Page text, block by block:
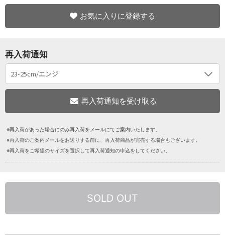
お気に入りに登録する
再入荷通知
※再入荷があった場合にのみ再入荷をメールにてご案内いたします。
※再入荷のご案内メールをお送りする前に、再入荷商品が完売する場合もございます。
※再入荷をご希望のサイズを選択して再入荷通知の申込をしてください。
SOLD OUT